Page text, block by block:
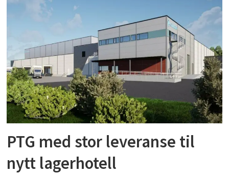
PTG med stor leveranse til
nytt lagerhotell